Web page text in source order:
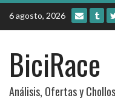
Skip
content
6 agosto, 2026
BiciRace
Análisis, Ofertas y